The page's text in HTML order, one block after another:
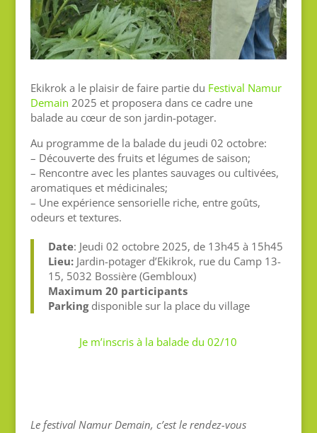
Ekikrok a le plaisir de faire partie du Festival Namur
Demain 2025 et proposera dans ce cadre une
balade au cœur de son jardin-potager.
Au programme de la balade du jeudi 02 octobre:
– Découverte des fruits et légumes de saison;
– Rencontre avec les plantes sauvages ou cultivées,
aromatiques et médicinales;
– Une expérience sensorielle riche, entre goûts,
odeurs et textures.
Date: Jeudi 02 octobre 2025, de 13h45 à 15h45
Lieu:Jardin-potager d’Ekikrok, rue du Camp 13-
15, 5032 Bossière (Gembloux)
Maximum 20 participants
Parkingdisponible sur la place du village
Je m’inscris à la balade du 02/10
Le festival Namur Demain, c’est le rendez-vous